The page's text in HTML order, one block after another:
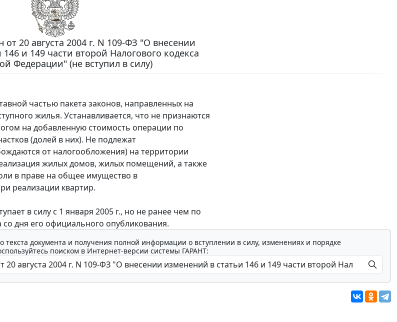
20 августа 2004 г. N 109-ФЗ "О внесении
и 149 части второй Налогового кодекса
Федерации" (не вступил в силу)
частью пакета законов, направленных на
жилья. Устанавливается, что не признаются
на добавленную стоимость операции по
(долей в них). Не подлежат
от налогообложения) на территории
жилых домов, жилых помещений, а также
в праве на общее имущество в
реализации квартир.
в силу с 1 января 2005 г., но не ранее чем по
дня его официального опубликования.
текста документа и получения полной информации о вступлении в силу, изменениях и порядке
поиском в Интернет-версии системы ГАРАНТ: